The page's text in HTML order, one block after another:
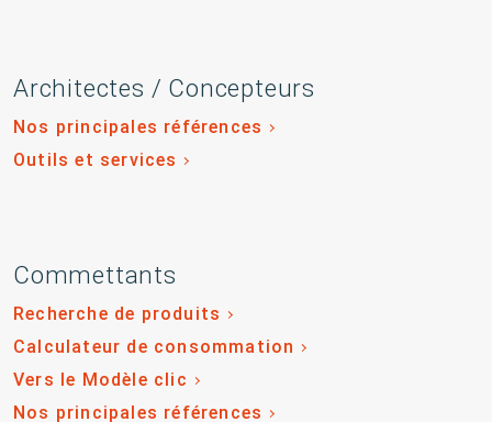
Architectes / Concepteurs
Nos principales références
Outils et services
Commettants
Recherche de produits
Calculateur de consommation
Vers le Modèle clic
Nos principales références